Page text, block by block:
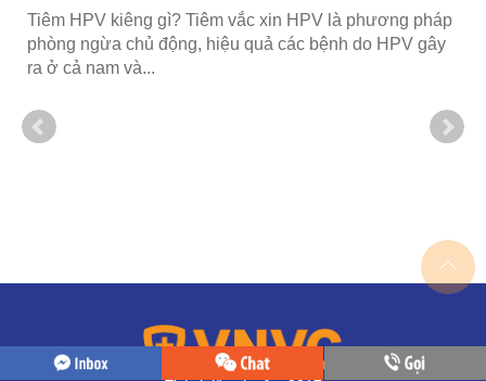
HPV kiêng gì? Tiêm vắc xin HPV là phương pháp
ngừa chủ động, hiệu quả các bệnh do HPV gây
cả nam và...
khác
Nẵng